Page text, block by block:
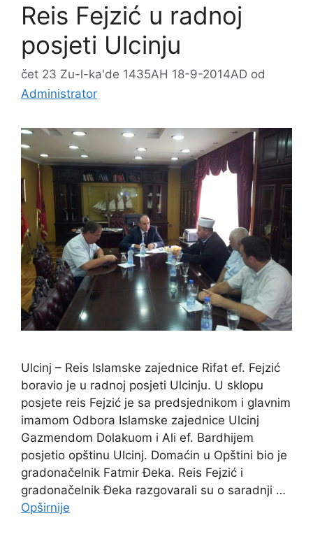
Reis Fejzić u radnoj
posjeti Ulcinju
čet 23 Zu-l-ka'de 1435AH 18-9-2014AD od
Administrator
Ulcinj – Reis Islamske zajednice Rifat ef. Fejzić
boravio je u radnoj posjeti Ulcinju. U sklopu
posjete reis Fejzić je sa predsjednikom i glavnim
imamom Odbora Islamske zajednice Ulcinj
Gazmendom Dolakuom i Ali ef. Bardhijem
posjetio opštinu Ulcinj. Domaćin u Opštini bio je
gradonačelnik Fatmir Đeka. Reis Fejzić i
gradonačelnik Đeka razgovarali su o saradnji …
Opširnije